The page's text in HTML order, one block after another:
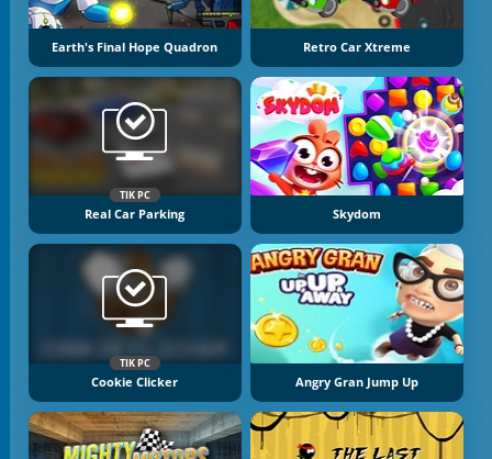
Earth's Final Hope Quadron Retro Car Xtreme
TIK PC
Real Car Parking Skydom
TIK PC
Cookie Clicker Angry Gran Jump Up